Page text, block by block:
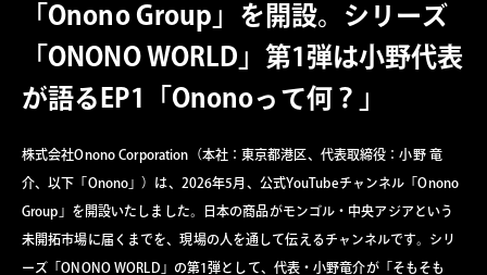
「Onono Group」を開設。シリーズ
「ONONO WORLD」第1弾は小野代表
が語るEP1「Ononoって何？」
株式会社Onono Corporation（本社：東京都港区、代表取締役：小野 竜
介、以下「Onono」）は、2026年5月、公式YouTubeチャンネル「Onono
Group」を開設いたしました。日本の商品がモンゴル・中央アジアという
未開拓市場に届くまでを、現場の人を通して伝えるチャンネルです。シリ
ーズ「ONONO WORLD」の第1弾として、代表・小野竜介が「そもそも